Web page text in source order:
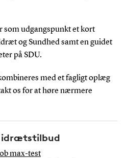
som udgangspunkt et kort
og Sundhed samt en guidet
på SDU.
med et fagligt oplæg
os for at høre nærmere
idrætstilbud
max-test